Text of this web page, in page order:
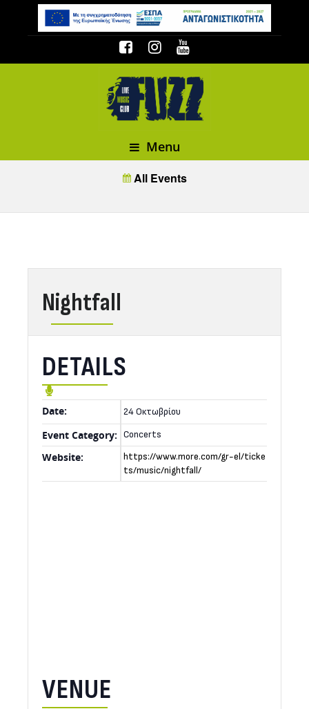
Menu
All Events
Nightfall
DETAILS
Date: 24 Οκτωβρίου
Event Category: Concerts
Website:
https://www.more.com/gr-el/ticke
ts/music/nightfall/
VENUE